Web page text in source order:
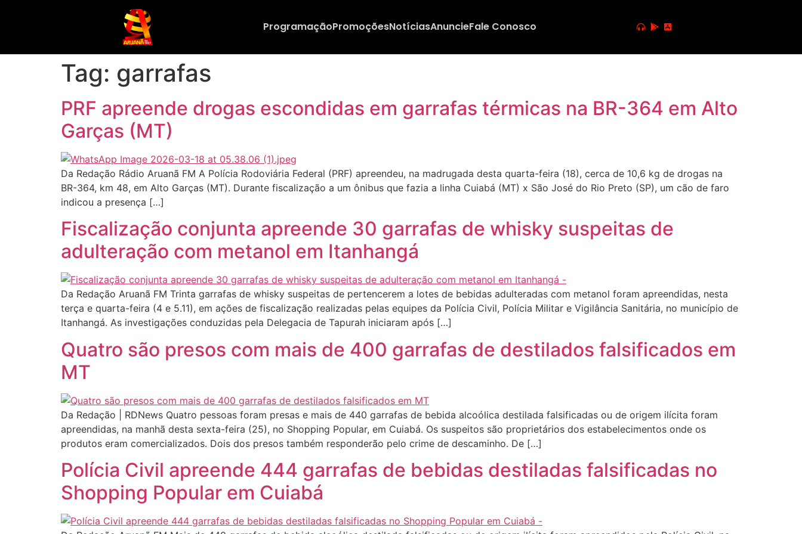
ProgramaçãoPromoçõesNotíciasAnuncieFale Conosco
Tag: garrafas
PRF apreende drogas escondidas em garrafas térmicas na BR-364 em Alto
Garças (MT)
Da Redação Rádio Aruanã FM A Polícia Rodoviária Federal (PRF) apreendeu, na madrugada desta quarta-feira (18), cerca de 10,6 kg de drogas na
BR-364, km 48, em Alto Garças (MT). Durante fiscalização a um ônibus que fazia a linha Cuiabá (MT) x São José do Rio Preto (SP), um cão de faro
indicou a presença […]
Fiscalização conjunta apreende 30 garrafas de whisky suspeitas de
adulteração com metanol em Itanhangá
Da Redação Aruanã FM Trinta garrafas de whisky suspeitas de pertencerem a lotes de bebidas adulteradas com metanol foram apreendidas, nesta
terça e quarta-feira (4 e 5.11), em ações de fiscalização realizadas pelas equipes da Polícia Civil, Polícia Militar e Vigilância Sanitária, no município de
Itanhangá. As investigações conduzidas pela Delegacia de Tapurah iniciaram após […]
Quatro são presos com mais de 400 garrafas de destilados falsificados em
MT
Da Redação | RDNews Quatro pessoas foram presas e mais de 440 garrafas de bebida alcoólica destilada falsificadas ou de origem ilícita foram
apreendidas, na manhã desta sexta-feira (25), no Shopping Popular, em Cuiabá. Os suspeitos são proprietários dos estabelecimentos onde os
produtos eram comercializados. Dois dos presos também responderão pelo crime de descaminho. De […]
Polícia Civil apreende 444 garrafas de bebidas destiladas falsificadas no
Shopping Popular em Cuiabá